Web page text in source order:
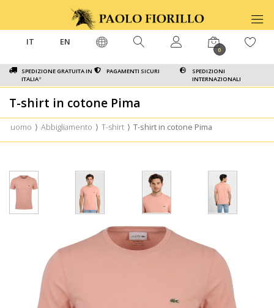
SPEDIZIONE GRATUITA IN
ITALIA*
PAGAMENTI SICURI
SPEDIZIONI
INTERNAZIONALI
IT EN
0
T-shirt in cotone Pima
uomo ⟩ Abbigliamento ⟩ T-shirt ⟩ T-shirt in cotone Pima